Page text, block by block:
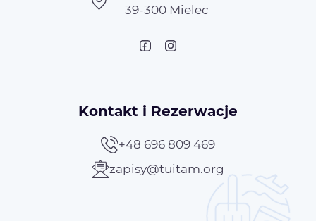
39-300 Mielec
Kontakt i Rezerwacje
+48 696 809 469
zapisy@tuitam.org